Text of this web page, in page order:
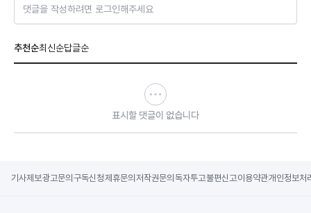
댓글을 작성하려면 로그인해주세요
추천순최신순답글순
표시할 댓글이 없습니다
기사제보광고문의 구독신청제휴문의 저작권문의 독자투고불편신고이용약관개인정보처